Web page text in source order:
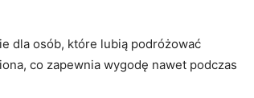
dla osób, ⁤które lubią podróżować
co zapewnia wygodę nawet podczas